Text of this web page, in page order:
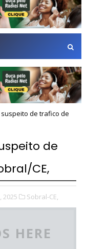
de trafico de
de
CE,
2025 Sobral-CE,
HERE